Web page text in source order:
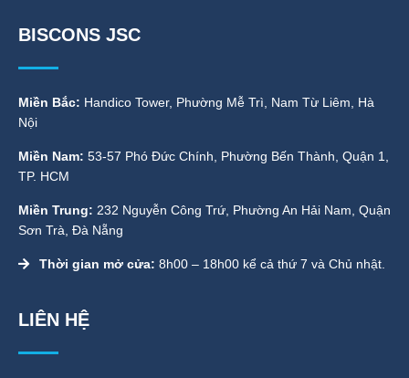
BISCONS JSC
Miền Bắc: Handico Tower, Phường Mễ Trì, Nam Từ Liêm, Hà
Nội
Miền Nam: 53-57 Phó Đức Chính, Phường Bến Thành, Quận 1,
TP. HCM
Miền Trung: 232 Nguyễn Công Trứ, Phường An Hải Nam, Quận
Sơn Trà, Đà Nẵng
Thời gian mở cửa: 8h00 – 18h00 kể cả thứ 7 và Chủ nhật.
LIÊN HỆ